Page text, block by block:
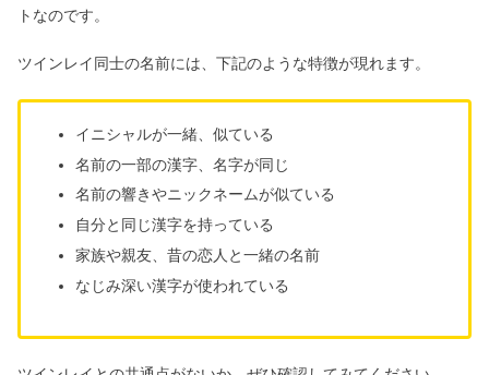
トなのです。
ツインレイ同士の名前には、下記のような特徴が現れます。
イニシャルが一緒、似ている
名前の一部の漢字、名字が同じ
名前の響きやニックネームが似ている
自分と同じ漢字を持っている
家族や親友、昔の恋人と一緒の名前
なじみ深い漢字が使われている